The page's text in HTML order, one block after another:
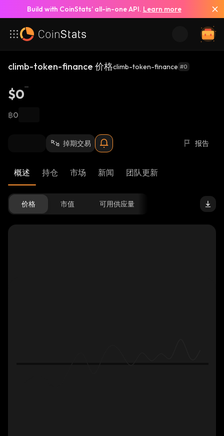
Build with CoinStats’ all-in-one API. Learn more
climb-token-finance 价格climb-token-finance #0
$0
฿0
掉期交易 报告
概述 持仓 市场 新闻 团队更新
价格 市值 可用供应量